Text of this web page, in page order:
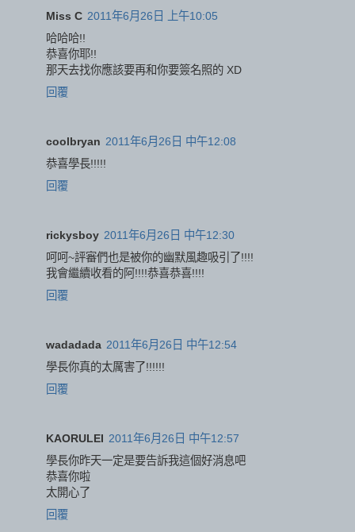
Miss C 2011年6月26日 上午10:05
哈哈哈!!
恭喜你耶!!
那天去找你應該要再和你要簽名照的 XD
回覆
coolbryan 2011年6月26日 中午12:08
恭喜學長!!!!!
回覆
rickysboy 2011年6月26日 中午12:30
呵呵~評審們也是被你的幽默風趣吸引了!!!!
我會繼續收看的阿!!!!恭喜恭喜!!!!
回覆
wadadada 2011年6月26日 中午12:54
學長你真的太厲害了!!!!!!
回覆
KAORULEI 2011年6月26日 中午12:57
學長你昨天一定是要告訴我這個好消息吧
恭喜你啦
太開心了
回覆